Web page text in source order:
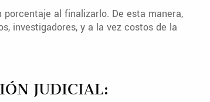
al finalizarlo. De esta manera,
investigadores, y a la vez costos de la
JUDICIAL: